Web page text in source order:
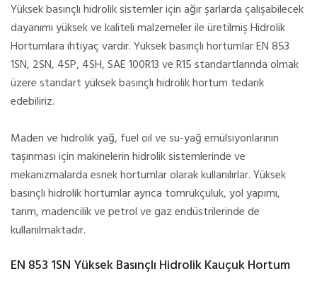
Yüksek basınçlı hidrolik sistemler için ağır şarlarda çalışabilecek
dayanımı yüksek ve kaliteli malzemeler ile üretilmiş Hidrolik
Hortumlara ihtiyaç vardır. Yüksek basınçlı hortumlar EN 853
1SN, 2SN, 4SP, 4SH, SAE 100R13 ve R15 standartlarında olmak
üzere standart yüksek basınçlı hidrolik hortum tedarik
edebiliriz.
Maden ve hidrolik yağ, fuel oil ve su-yağ emülsiyonlarının
taşınması için makinelerin hidrolik sistemlerinde ve
mekanizmalarda esnek hortumlar olarak kullanılırlar. Yüksek
basınçlı hidrolik hortumlar ayrıca tomrukçuluk, yol yapımı,
tarım, madencilik ve petrol ve gaz endüstrilerinde de
kullanılmaktadır.
EN 853 1SN Yüksek Basınçlı Hidrolik Kauçuk Hortum